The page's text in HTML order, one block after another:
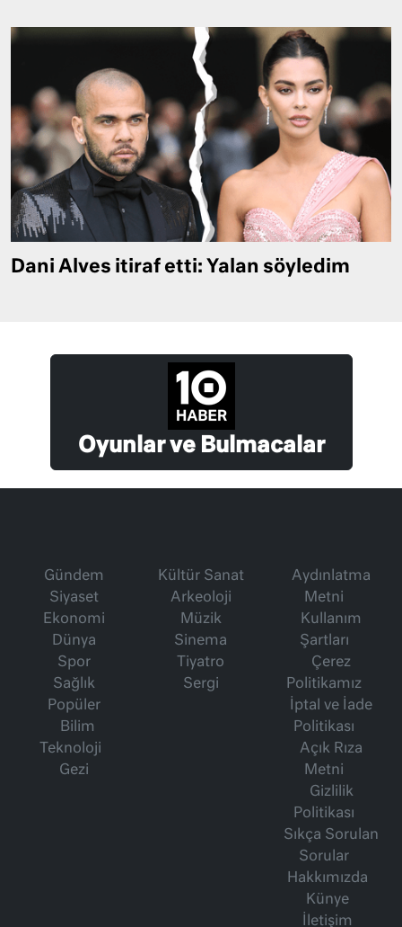
Dani Alves itiraf etti: Yalan söyledim
Oyunlar ve Bulmacalar
Gündem
Siyaset
Ekonomi
Dünya
Spor
Sağlık
Popüler
Bilim
Teknoloji
Gezi
Kültür Sanat
Arkeoloji
Müzik
Sinema
Tiyatro
Sergi
Aydınlatma
Metni
Kullanım
Şartları
Çerez
Politikamız
İptal ve İade
Politikası
Açık Rıza
Metni
Gizlilik
Politikası
Sıkça Sorulan
Sorular
Hakkımızda
Künye
İletişim